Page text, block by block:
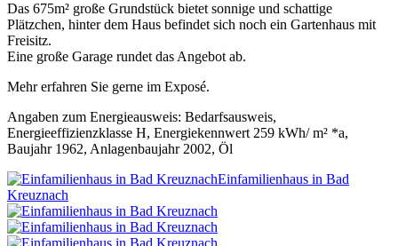
Das 675m² große Grundstück bietet sonnige und schattige
Plätzchen, hinter dem Haus befindet sich noch ein Gartenhaus mit
Freisitz.
Eine große Garage rundet das Angebot ab.
Mehr erfahren Sie gerne im Exposé.
Angaben zum Energieausweis: Bedarfsausweis,
Energieeffizienzklasse H, Energiekennwert 259 kWh/ m² *a,
Baujahr 1962, Anlagenbaujahr 2002, Öl
Einfamilienhaus in Bad
Kreuznach